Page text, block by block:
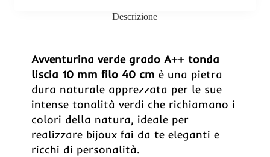
-29%
Descrizione
Avventurina verde grado A++ tonda
liscia 10 mm filo 40 cm è una pietra
dura naturale apprezzata per le sue
intense tonalità verdi che richiamano i
colori della natura, ideale per
realizzare bijoux fai da te eleganti e
ricchi di personalità.